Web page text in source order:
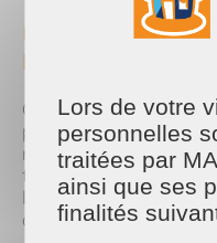
Un service de
l’été à Redon
Contrairement aux
période idéale pour
ménagère à domicile.
tout au long de la
l’entretien régulier de
appartement.
Lors de votre
personnelles
traitées par
ainsi que ses
finalités